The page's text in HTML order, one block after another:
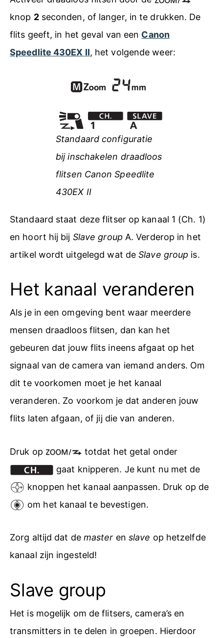
knop 2seconden, of langer, in te drukken. De
flits geeft, in het geval van een Canon
Speedlite 430EX II, het volgende weer:
Standaard configuratie
bij inschakelen draadloos
flitsen Canon Speedlite
430EX II
Standaard staat deze flitser op kanaal 1 (Ch. 1)
en hoort hij bij Slave group A. Verderop in het
artikel wordt uitgelegd wat deSlave group is.
Het kanaal veranderen
Als je in een omgeving bent waar meerdere
mensen draadloos flitsen, dan kan het
gebeuren dat jouw flits ineens afgaat op het
signaal van de camera van iemand anders. Om
dit te voorkomen moet je het kanaal
veranderen. Zo voorkom je dat anderen jouw
flits laten afgaan, of jij die van anderen.
Druk op
totdat het getal onder
gaat knipperen. Je kunt nu met de
knoppen het kanaal aanpassen. Druk op de
om het kanaal te bevestigen.
Zorg altijd dat de master en slave op hetzelfde
kanaal zijn ingesteld!
Slave group
Het is mogelijk om de flitsers, camera’s en
transmitters in te delen in groepen. Hierdoor